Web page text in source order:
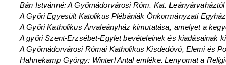
Bán Istvánné: A Győrnádorvárosi Róm. Kat.
A Győri Egyesült Katolikus Plébániák Önkormányzati
A Győri Katholikus Árvaleányház kimutatása, amelyet a
A győri Szent-Erzsébet-Egylet bevételeinek és kiadásainak
A Győrnádorvárosi Római Katholikus Kisdedóvó, Elemi és
Hahnekamp György: Winterl Antal emléke. Lenyomat a